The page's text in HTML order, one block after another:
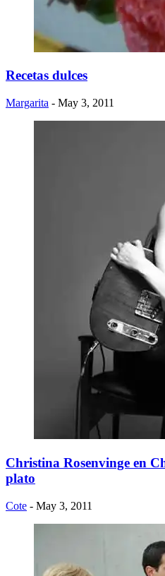
Recetas dulces
Margarita - May 3, 2011
Christina Rosenvinge en
plato
Cote - May 3, 2011